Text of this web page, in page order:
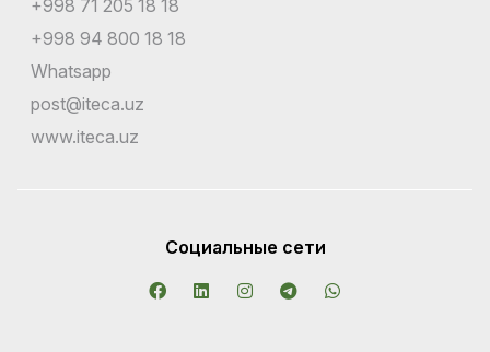
+998 71 205 18 18
+998 94 800 18 18
Whatsapp
post@iteca.uz
www.iteca.uz
Социальные сети